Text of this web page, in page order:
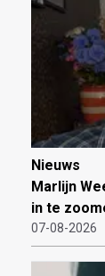
Nieuws
Marlijn
in te
07-08-2026